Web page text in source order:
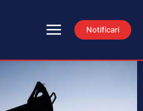
Notificari